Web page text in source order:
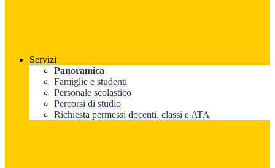
Servizi
Panoramica
Famiglie e studenti
Personale scolastico
Percorsi di studio
Richiesta permessi docenti, classi e ATA